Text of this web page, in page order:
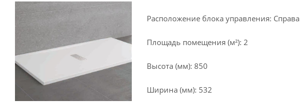
Расположение блока управления: Справа
Площадь помещения (м²): 2
Высота (мм): 850
Ширина (мм): 532